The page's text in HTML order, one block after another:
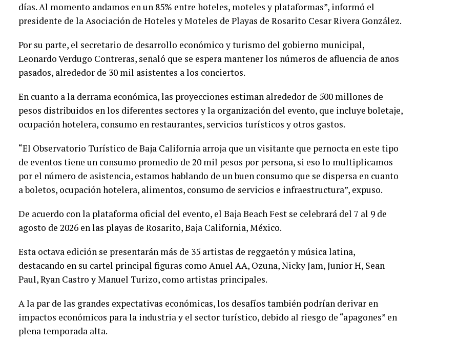
días. Al momento andamos en un 85% entre hoteles, moteles y plataformas”, informó el
presidente de la Asociación de Hoteles y Moteles de Playas de Rosarito Cesar Rivera González.
Por su parte, el secretario de desarrollo económico y turismo del gobierno municipal,
Leonardo Verdugo Contreras, señaló que se espera mantener los números de afluencia de años
pasados, alrededor de 30 mil asistentes a los conciertos.
En cuanto a la derrama económica, las proyecciones estiman alrededor de 500 millones de
pesos distribuidos en los diferentes sectores y la organización del evento, que incluye boletaje,
ocupación hotelera, consumo en restaurantes, servicios turísticos y otros gastos.
“El Observatorio Turístico de Baja California arroja que un visitante que pernocta en este tipo
de eventos tiene un consumo promedio de 20 mil pesos por persona, si eso lo multiplicamos
por el número de asistencia, estamos hablando de un buen consumo que se dispersa en cuanto
a boletos, ocupación hotelera, alimentos, consumo de servicios e infraestructura”, expuso.
De acuerdo con la plataforma oficial del evento, el Baja Beach Fest se celebrará del 7 al 9 de
agosto de 2026 en las playas de Rosarito, Baja California, México.
Esta octava edición se presentarán más de 35 artistas de reggaetón y música latina,
destacando en su cartel principal figuras como Anuel AA, Ozuna, Nicky Jam, Junior H, Sean
Paul, Ryan Castro y Manuel Turizo, como artistas principales.
A la par de las grandes expectativas económicas, los desafíos también podrían derivar en
impactos económicos para la industria y el sector turístico, debido al riesgo de “apagones” en
plena temporada alta.